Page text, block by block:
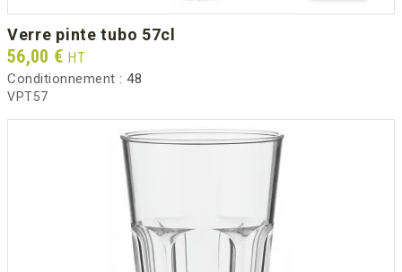
verre pinte tubo 57cl
Prix
56,00 € HT
Conditionnement : 48
VPT57